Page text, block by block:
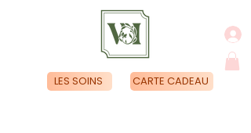
LES SOINS CARTE CADEAU